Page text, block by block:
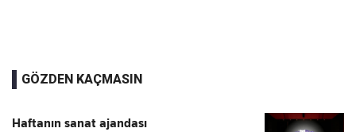
GÖZDEN KAÇMASIN
Haftanın sanat ajandası